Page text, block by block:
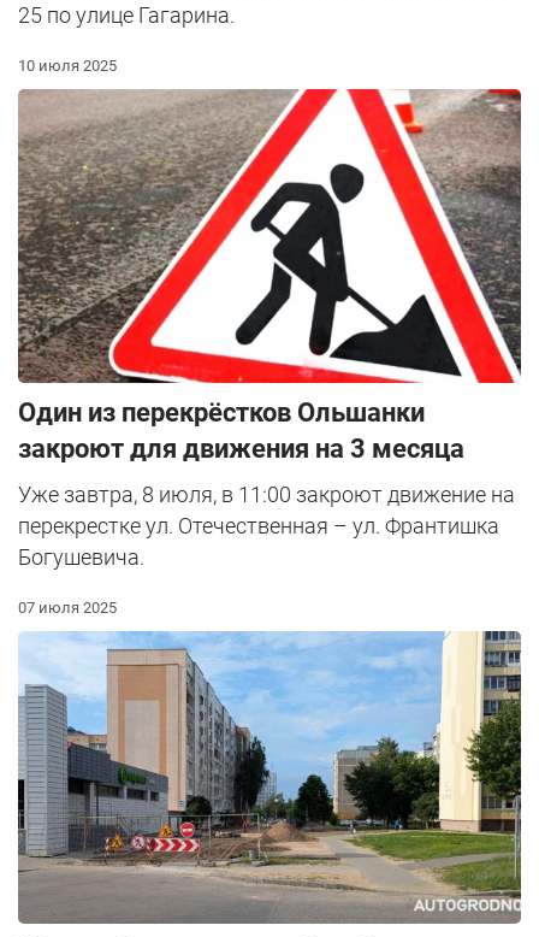
25 по улице Гагарина.
10 июля 2025
Один из перекрёстков Ольшанки
закроют для движения на 3 месяца
Уже завтра, 8 июля, в 11:00 закроют движение на
перекрестке ул. Отечественная – ул. Франтишка
Богушевича.
07 июля 2025